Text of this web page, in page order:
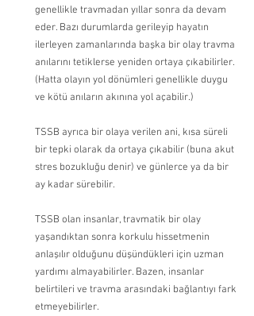
genellikle travmadan yıllar sonra da devam
eder. Bazı durumlarda gerileyip hayatın
ilerleyen zamanlarında başka bir olay travma
anılarını tetiklerse yeniden ortaya çıkabilirler.
(Hatta olayın yol dönümleri genellikle duygu
ve kötü anıların akınına yol açabilir.)
TSSB ayrıca bir olaya verilen ani, kısa süreli
bir tepki olarak da ortaya çıkabilir (buna akut
stres bozukluğu denir) ve günlerce ya da bir
ay kadar sürebilir.
TSSB olan insanlar, travmatik bir olay
yaşandıktan sonra korkulu hissetmenin
anlaşılır olduğunu düşündükleri için uzman
yardımı almayabilirler. Bazen, insanlar
belirtileri ve travma arasındaki bağlantıyı fark
etmeyebilirler.